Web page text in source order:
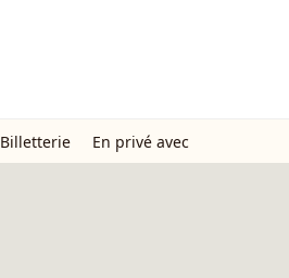
Billetterie En privé avec